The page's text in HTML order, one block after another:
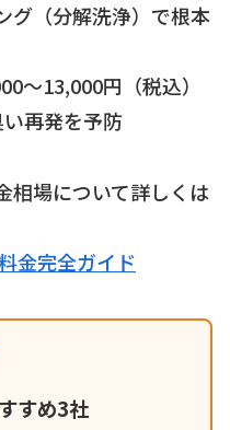
グ（分解洗浄）で根本
〜13,000円（税込）
再発を予防
相場について詳しくは
金完全ガイド
すめ3社